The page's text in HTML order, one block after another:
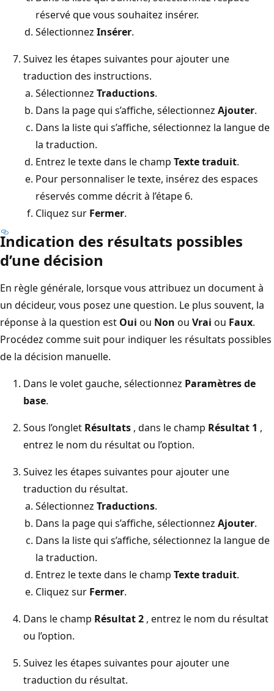
réservé que vous souhaitez insérer.
Sélectionnez Insérer.
Suivez les étapes suivantes pour ajouter une
traduction des instructions.
Sélectionnez Traductions.
Dans la page qui s’affiche, sélectionnez Ajouter.
Dans la liste qui s’affiche, sélectionnez la langue de
la traduction.
Entrez le texte dans le champ Texte traduit.
Pour personnaliser le texte, insérez des espaces
réservés comme décrit à l’étape 6.
Cliquez sur Fermer.
Indication des résultats possibles
d’une décision
En règle générale, lorsque vous attribuez un document à
un décideur, vous posez une question. Le plus souvent, la
réponse à la question est Oui ou Non ou Vrai ou Faux.
Procédez comme suit pour indiquer les résultats possibles
de la décision manuelle.
Dans le volet gauche, sélectionnez Paramètres de
base.
Sous l’onglet Résultats , dans le champ Résultat 1 ,
entrez le nom du résultat ou l’option.
Suivez les étapes suivantes pour ajouter une
traduction du résultat.
Sélectionnez Traductions.
Dans la page qui s’affiche, sélectionnez Ajouter.
Dans la liste qui s’affiche, sélectionnez la langue de
la traduction.
Entrez le texte dans le champ Texte traduit.
Cliquez sur Fermer.
Dans le champ Résultat 2 , entrez le nom du résultat
ou l’option.
Suivez les étapes suivantes pour ajouter une
traduction du résultat.